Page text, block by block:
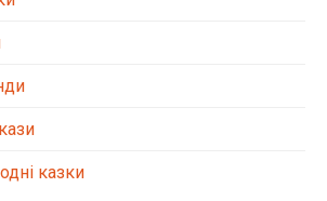
казки